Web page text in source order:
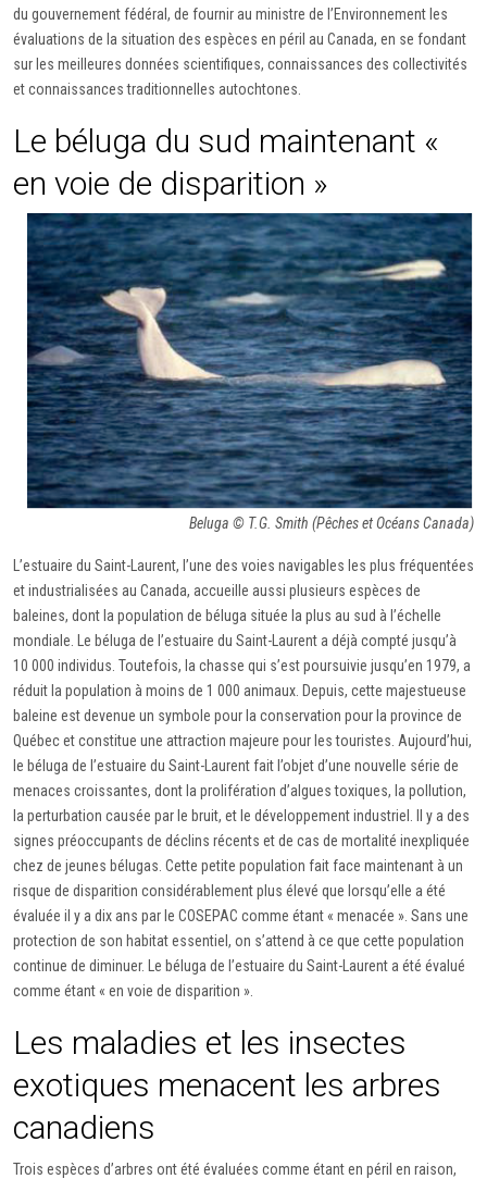
du gouvernement fédéral, de fournir au ministre de l’Environnement les
évaluations de la situation des espèces en péril au Canada, en se fondant
sur les meilleures données scientifiques, connaissances des collectivités
et connaissances traditionnelles autochtones.
Le béluga du sud maintenant «
en voie de disparition »
Beluga © T.G. Smith (Pêches et Océans Canada)
L’estuaire du Saint-Laurent, l’une des voies navigables les plus fréquentées
et industrialisées au Canada, accueille aussi plusieurs espèces de
baleines, dont la population de béluga située la plus au sud à l’échelle
mondiale. Le béluga de l’estuaire du Saint-Laurent a déjà compté jusqu’à
10 000 individus. Toutefois, la chasse qui s’est poursuivie jusqu’en 1979, a
réduit la population à moins de 1 000 animaux. Depuis, cette majestueuse
baleine est devenue un symbole pour la conservation pour la province de
Québec et constitue une attraction majeure pour les touristes. Aujourd’hui,
le béluga de l’estuaire du Saint-Laurent fait l’objet d’une nouvelle série de
menaces croissantes, dont la prolifération d’algues toxiques, la pollution,
la perturbation causée par le bruit, et le développement industriel. Il y a des
signes préoccupants de déclins récents et de cas de mortalité inexpliquée
chez de jeunes bélugas. Cette petite population fait face maintenant à un
risque de disparition considérablement plus élevé que lorsqu’elle a été
évaluée il y a dix ans par le COSEPAC comme étant « menacée ». Sans une
protection de son habitat essentiel, on s’attend à ce que cette population
continue de diminuer. Le béluga de l’estuaire du Saint-Laurent a été évalué
comme étant « en voie de disparition ».
Les maladies et les insectes
exotiques menacent les arbres
canadiens
Trois espèces d’arbres ont été évaluées comme étant en péril en raison,